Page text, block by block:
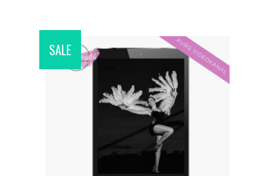
SALE
ADD TO CART